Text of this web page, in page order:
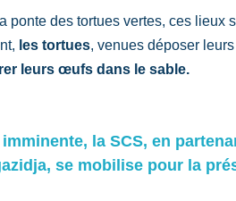
ponte des tortues vertes, ces lieux
les tortues, venues déposer
leurs œufs dans le sable.
imminente, la SCS, en
se mobilise pour la